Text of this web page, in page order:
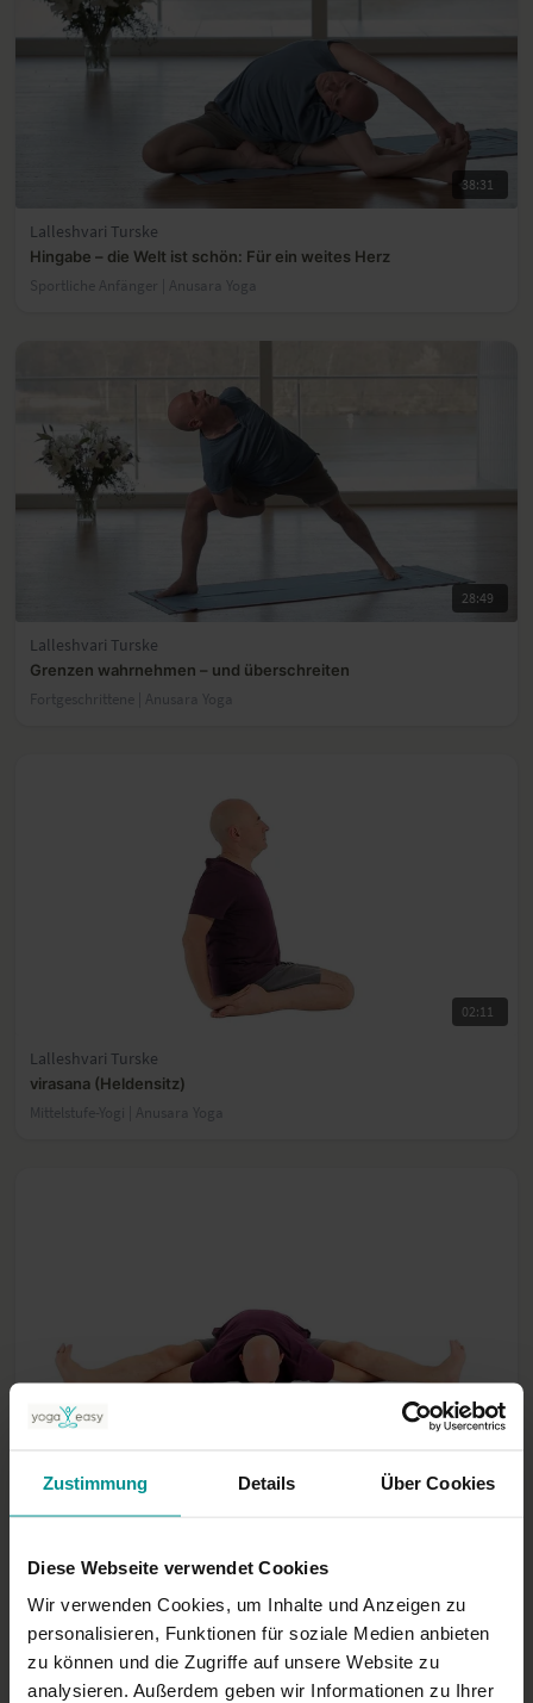
Zustimmung Details Über Cookies
Diese Webseite verwendet Cookies
Wir verwenden Cookies, um Inhalte und Anzeigen zu
personalisieren, Funktionen für soziale Medien anbieten
zu können und die Zugriffe auf unsere Website zu
analysieren. Außerdem geben wir Informationen zu Ihrer
38:31
Lalleshvari Turske
Hingabe – die Welt ist schön: Für ein weites Herz
Sportliche Anfänger | Anusara Yoga
28:49
Lalleshvari Turske
Grenzen wahrnehmen – und überschreiten
Fortgeschrittene | Anusara Yoga
02:11
Lalleshvari Turske
virasana (Heldensitz)
Mittelstufe-Yogi | Anusara Yoga
02:39
Lalleshvari Turske
kurmasana (Schildkröte)